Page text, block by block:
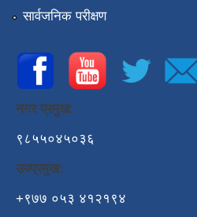
सार्वजनिक परीक्षण
नगर प्रमुख:
९८५५०४५०३६
उपप्रमुख:
+९७७ ०५३ ४१२१९४